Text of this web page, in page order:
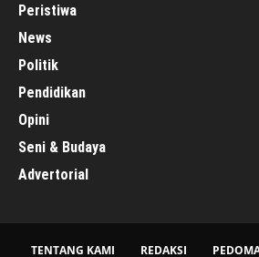
Peristiwa
News
Politik
Pendidikan
Opini
Seni & Budaya
Advertorial
TENTANG KAMI REDAKSI